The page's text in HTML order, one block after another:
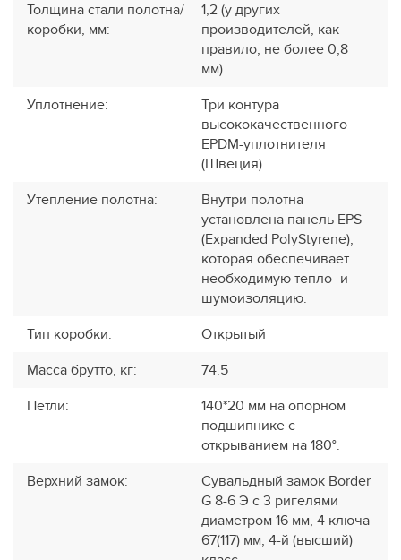
Толщина стали полотна/
коробки, мм:
1,2 (у других
производителей, как
правило, не более 0,8
мм).
Уплотнение:
Три контура
высококачественного
EPDM-уплотнителя
(Швеция).
Утепление полотна:
Внутри полотна
установлена панель EPS
(Expanded PolyStyrene),
которая обеспечивает
необходимую тепло- и
шумоизоляцию.
Тип коробки:
Открытый
Масса брутто, кг:
74.5
Петли:
140*20 мм на опорном
подшипнике с
открыванием на 180°.
Верхний замок:
Сувальдный замок Border
G 8-6 Э с 3 ригелями
диаметром 16 мм, 4 ключа
67(117) мм, 4-й (высший)